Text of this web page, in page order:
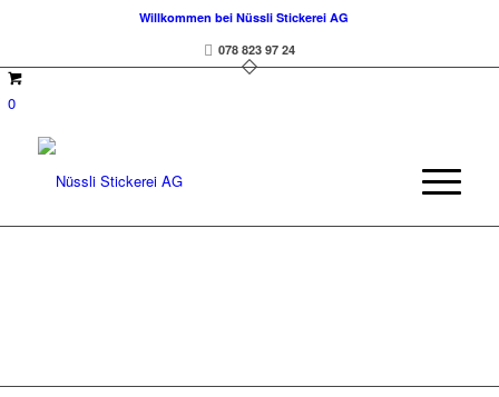
Willkommen bei Nüssli Stickerei AG
078 823 97 24
0